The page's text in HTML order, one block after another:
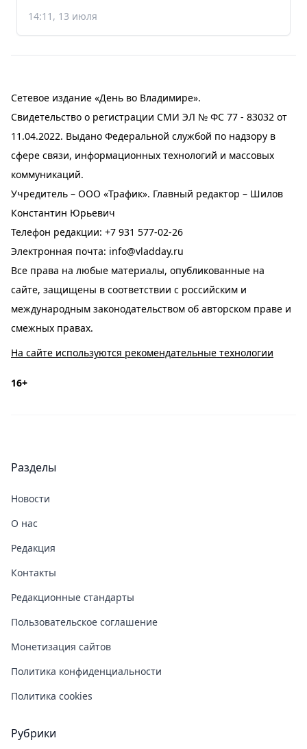
14:11, 13 июля
Сетевое издание «День во Владимире».
Свидетельство о регистрации СМИ ЭЛ № ФС 77 - 83032 от
11.04.2022. Выдано Федеральной службой по надзору в
сфере связи, информационных технологий и массовых
коммуникаций.
Учредитель – ООО «Трафик». Главный редактор – Шилов
Константин Юрьевич
Телефон редакции: +7 931 577-02-26
Электронная почта: info@vladday.ru
Все права на любые материалы, опубликованные на
сайте, защищены в соответствии с российским и
международным законодательством об авторском праве и
смежных правах.
На сайте используются рекомендательные технологии
16+
Разделы
Новости
О нас
Редакция
Контакты
Редакционные стандарты
Пользовательское соглашение
Монетизация сайтов
Политика конфиденциальности
Политика cookies
Рубрики